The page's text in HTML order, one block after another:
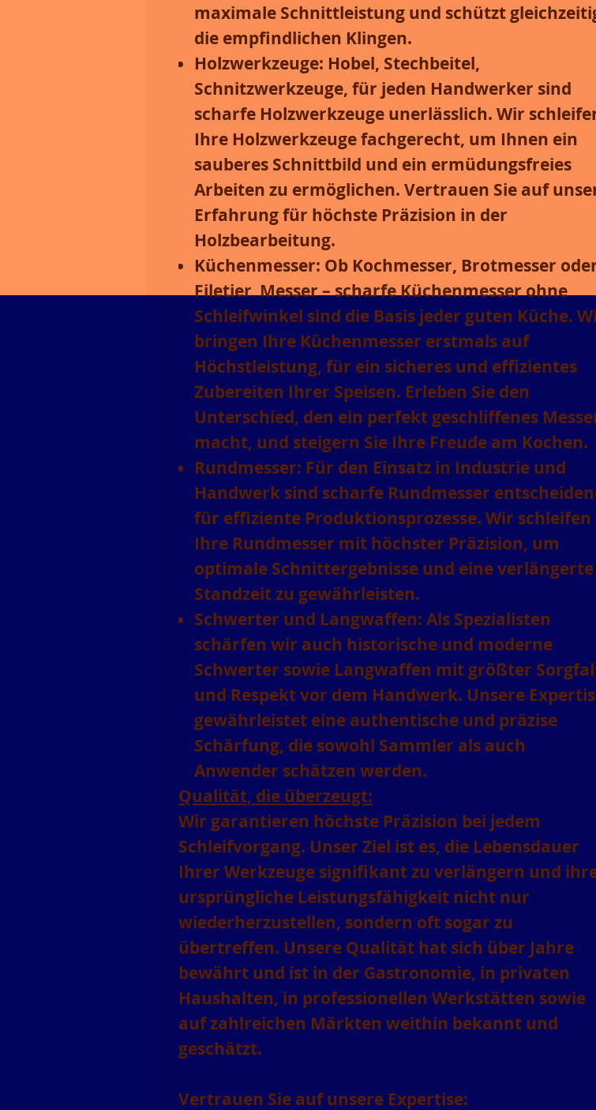
maximale Schnittleistung und schützt
die empfindlichen Klingen.
Holzwerkzeuge: Hobel, Stechbeitel,
Schnitzwerkzeuge, für jeden Handwerker sind
scharfe Holzwerkzeuge unerlässlich. Wir
Ihre Holzwerkzeuge fachgerecht, um Ihnen ein
sauberes Schnittbild und ein ermüdungsfreies
Arbeiten zu ermöglichen. Vertrauen Sie auf
Erfahrung für höchste Präzision in der
Holzbearbeitung.
Küchenmesser: Ob Kochmesser, Brotmesser
Filetier Messer – scharfe Küchenmesserohne
Schleifwinkel sind die Basis jeder guten Küche.
bringen Ihre Küchenmesser erstmals auf
Höchstleistung, für ein sicheres und effizientes
Zubereiten Ihrer Speisen. Erleben Sie den
Unterschied, den ein perfekt geschliffenes
macht, und steigern Sie Ihre Freude am Kochen.
Rundmesser: Für den Einsatz in Industrie und
Handwerk sind scharfe Rundmesser
für effiziente Produktionsprozesse. Wir schleifen
Ihre Rundmesser mit höchster Präzision, um
optimale Schnittergebnisse und eine verlängerte
Standzeit zu gewährleisten.
Schwerter und Langwaffen: Als Spezialisten
schärfen wir auch historische und moderne
Schwerter sowie Langwaffen mit größter
und Respekt vor dem Handwerk. Unsere
gewährleistet eine authentische und präzise
Schärfung, die sowohl Sammler als auch
Anwender schätzen werden.
Qualität, die überzeugt:
Wir garantieren höchste Präzision bei jedem
Schleifvorgang. Unser Ziel ist es, die Lebensdauer
Ihrer Werkzeuge signifikant zu verlängern und
ursprüngliche Leistungsfähigkeit nicht nur
wiederherzustellen, sondern oft sogar zu
übertreffen. Unsere Qualität hat sich über Jahre
bewährt und ist in der Gastronomie, in privaten
Haushalten, in professionellen Werkstätten sowie
auf zahlreichen Märkten weithin bekannt und
geschätzt.
Vertrauen Sie auf unsere Expertise: